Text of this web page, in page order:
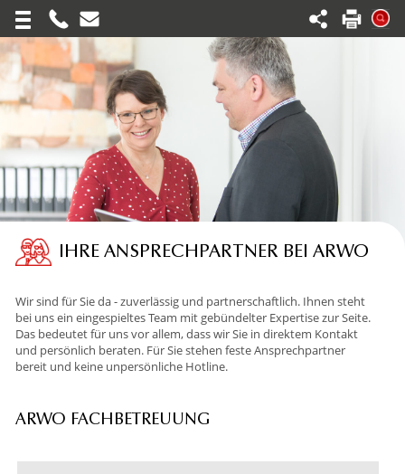
Toggle
navigation
IHRE ANSPRECHPARTNER BEI ARWO
Wir sind für Sie da - zuverlässig und partnerschaftlich. Ihnen steht
bei uns ein eingespieltes Team mit gebündelter Expertise zur Seite.
Das bedeutet für uns vor allem, dass wir Sie in direktem Kontakt
und persönlich beraten. Für Sie stehen feste Ansprechpartner
bereit und keine unpersönliche Hotline.
ARWO FACHBETREUUNG